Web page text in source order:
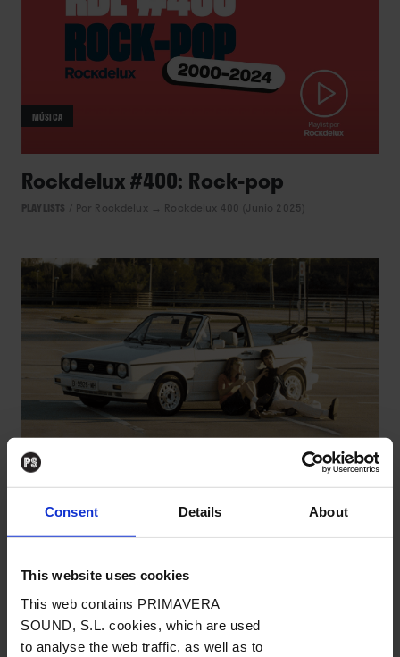
Consent Details About
This website uses cookies
This web contains PRIMAVERA
SOUND, S.L. cookies, which are used
to analyse the web traffic, as well as to
MÚSICA
Rockdelux #400: Rock-pop
PLAYLISTS Por Rockdelux → Rockdelux 400 (Junio 2025)
Canciones eternas... más allá de la
playlist del coche